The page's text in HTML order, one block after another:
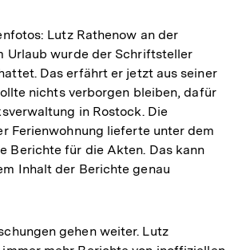
Lutz Rathenow an der
Urlaub wurde der Schriftsteller
Das erfährt er jetzt aus seiner
nichts verborgen bleiben, dafür
in Rostock. Die
Ferienwohnung lieferte unter dem
Berichte für die Akten. Das kann
Inhalt der Berichte genau
gehen weiter. Lutz